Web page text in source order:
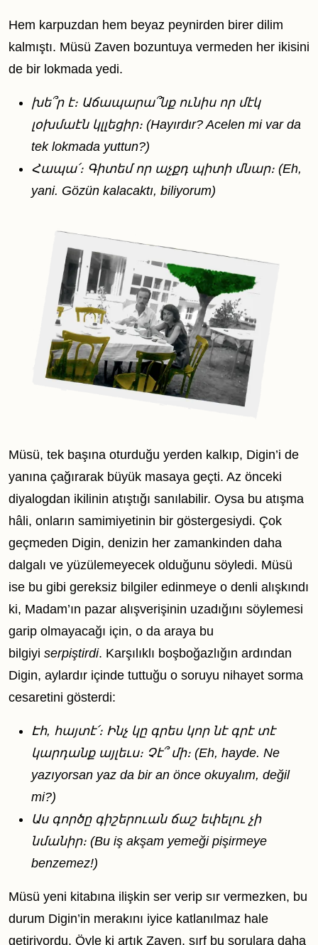
Hem karpuzdan hem beyaz peynirden birer dilim
kalmıştı. Müsü Zaven bozuntuya vermeden her ikisini
de bir lokmada yedi.
խե՞ր է։ Աճապարա՞նք ունիս որ մէկ
լօխմաէն կլլեցիր։ (Hayırdır? Acelen mi var da
tek lokmada yuttun?)
Հապա՛։ Գիտեմ որ աչքդ պիտի մնար։ (Eh,
yani. Gözün kalacaktı, biliyorum)
Müsü, tek başına oturduğu yerden kalkıp, Digin’i de
yanına çağırarak büyük masaya geçti. Az önceki
diyalogdan ikilinin atıştığı sanılabilir. Oysa bu atışma
hâli, onların samimiyetinin bir göstergesiydi. Çok
geçmeden Digin, denizin her zamankinden daha
dalgalı ve yüzülemeyecek olduğunu söyledi. Müsü
ise bu gibi gereksiz bilgiler edinmeye o denli alışkındı
ki, Madam’ın pazar alışverişinin uzadığını söylemesi
garip olmayacağı için, o da araya bu
bilgiyi serpiştirdi. Karşılıklı boşboğazlığın ardından
Digin, aylardır içinde tuttuğu o soruyu nihayet sorma
cesaretini gösterdi:
Էհ, հայտէ՛։ Ինչ կը գրես կոր նէ գրէ տէ
կարդանք այլեւս։ Չէ՞ մի։ (Eh, hayde. Ne
yazıyorsan yaz da bir an önce okuyalım, değil
mi?)
Աս գործը գիշերուան ճաշ եփելու չի
նմանիր։ (Bu iş akşam yemeği pişirmeye
benzemez!)
Müsü yeni kitabına ilişkin ser verip sır vermezken, bu
durum Digin’in merakını iyice katlanılmaz hale
getiriyordu. Öyle ki artık Zaven, sırf bu sorulara daha